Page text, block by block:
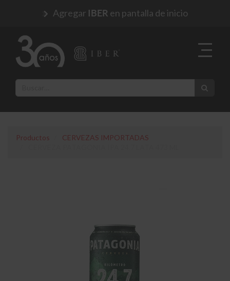
Agregar IBER en pantalla de inicio
Productos
CERVEZAS IMPORTADAS